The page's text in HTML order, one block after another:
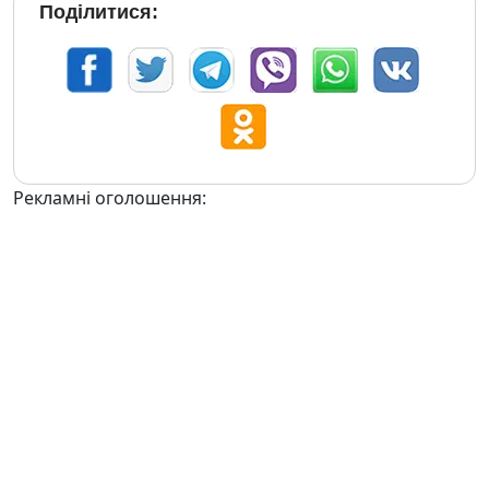
Поділитися:
Рекламні оголошення: